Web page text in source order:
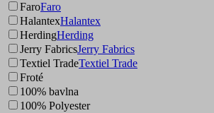
FaroFaro
HalantexHalantex
HerdingHerding
Jerry FabricsJerry Fabrics
Textiel TradeTextiel Trade
Froté
100% bavlna
100% Polyester